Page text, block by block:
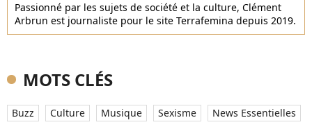
Passionné par les sujets de société et la culture, Clément
Arbrun est journaliste pour le site Terrafemina depuis 2019.
MOTS CLÉS
Buzz Culture Musique Sexisme News Essentielles